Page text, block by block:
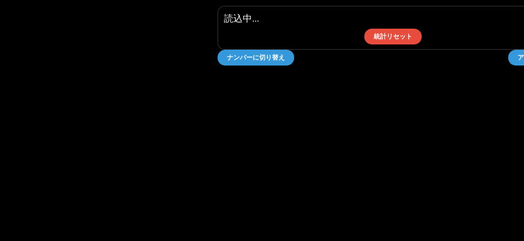
読込中...
統計リセット
ナンバーに切り替え